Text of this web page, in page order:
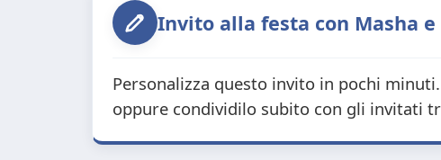
Invito alla festa con Masha
Personalizza questo invito in pochi
oppure condividilo subito con gli invitati